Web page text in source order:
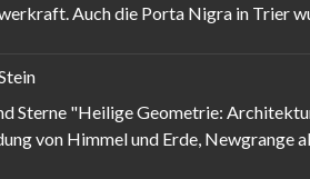
Auch die Porta Nigra in Trier
Sterne "Heilige Geometrie:
von Himmel und Erde, Newgrange